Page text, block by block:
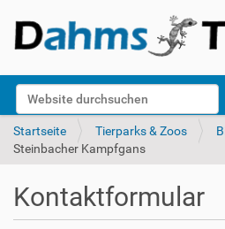
Website durchsuchen
k
Startseite Tierparks & Zoos
Steinbacher Kampfgans
Kontaktformular